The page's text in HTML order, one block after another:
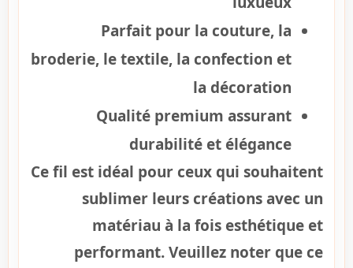
Parfait pour la couture, la
broderie, le textile, la confection et
la décoration
Qualité premium assurant
durabilité et élégance
Ce fil est idéal pour ceux qui souhaitent
sublimer leurs créations avec un
matériau à la fois esthétique et
performant. Veuillez noter que ce